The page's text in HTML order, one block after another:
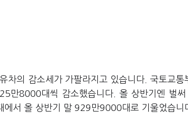
차의 감소세가 가팔라지고 있습니다. 국토교
8000대씩 감소했습니다. 올 상반기엔 벌써
에서 올 상반기 말 929만9000대로 기울었습니